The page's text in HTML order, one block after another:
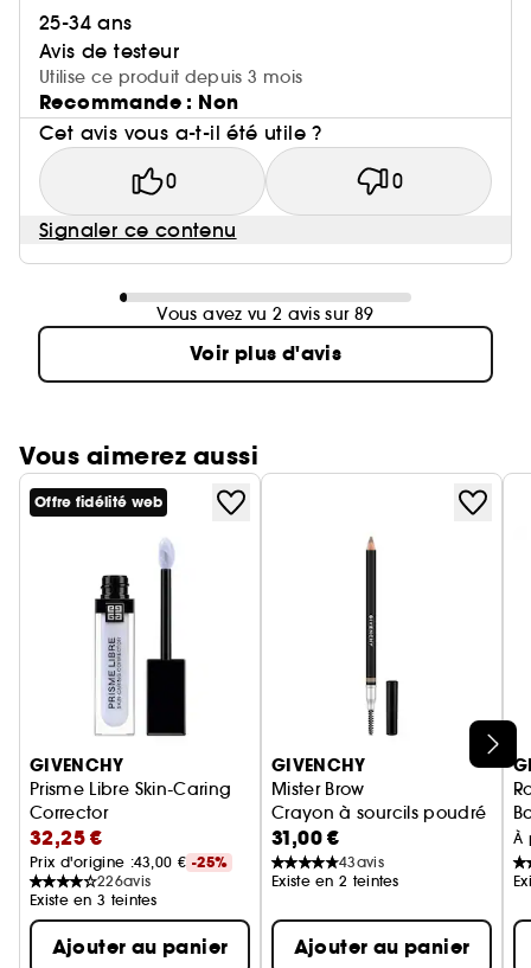
25-34 ans
Avis de testeur
Utilise ce produit depuis 3 mois
Recommande : Non
Cet avis vous a-t-il été utile ?
0 0
Signaler ce contenu
Vous avez vu 2 avis sur 89
Voir plus d'avis
Vous aimerez aussi
Ignorer le carrousel produits
Offre fidélité web
GIVENCHY
Prisme Libre Skin-Caring
Corrector
Correcteur Couleur Hydratation 24H
32,25 €
Prix d'origine :43,00 € -25%
226avis
Existe en 3 teintes
Ajouter au panier
GIVENCHY
Mister Brow
Crayon à sourcils poudré
31,00 €
43avis
Existe en 2 teintes
Ajouter au panier
À